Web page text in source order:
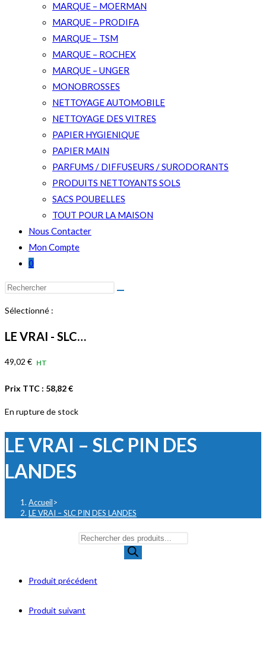
MARQUE – MOERMAN
MARQUE – PRODIFA
MARQUE – TSM
MARQUE – ROCHEX
MARQUE – UNGER
MONOBROSSES
NETTOYAGE AUTOMOBILE
NETTOYAGE DES VITRES
PAPIER HYGIENIQUE
PAPIER MAIN
PARFUMS / DIFFUSEURS / SURODORANTS
PRODUITS NETTOYANTS SOLS
SACS POUBELLES
TOUT POUR LA MAISON
Nous Contacter
Mon Compte
0
Rechercher
ce
site
Sélectionné :
LE VRAI - SLC…
49,02 € HT
Prix TTC : 58,82€
En rupture de stock
LE VRAI – SLC PIN DES
LANDES
Accueil>
LE VRAI – SLC PIN DES LANDES
Recherche
Produit précédent
Produit suivant